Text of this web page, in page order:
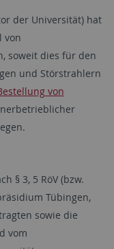
der Universität) hat
von
soweit dies für den
und Störstrahlern
von
§ 3, 5 RöV (bzw.
Tübingen,
sowie die
vom